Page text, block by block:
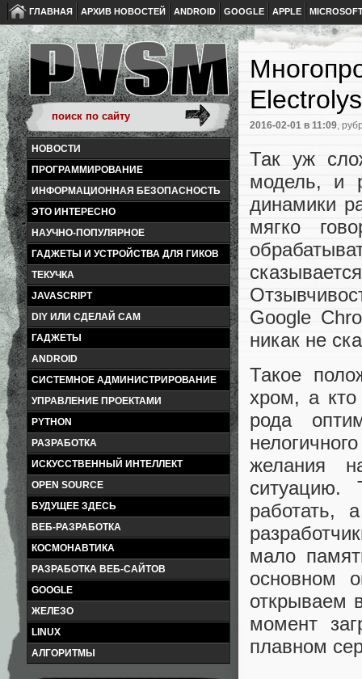
ГЛАВНАЯ АРХИВ НОВОСТЕЙ ANDROID GOOGLE APPLE
НОВОСТИ
ПРОГРАММИРОВАНИЕ
ИНФОРМАЦИОННАЯ БЕЗОПАСНОСТЬ
ЭТО ИНТЕРЕСНО
НАУЧНО-ПОПУЛЯРНОЕ
ГАДЖЕТЫ И УСТРОЙСТВА ДЛЯ ГИКОВ
ТЕКУЧКА
JAVASCRIPT
DIY ИЛИ СДЕЛАЙ САМ
ГАДЖЕТЫ
ANDROID
СИСТЕМНОЕ АДМИНИСТРИРОВАНИЕ
УПРАВЛЕНИЕ ПРОЕКТАМИ
PYTHON
РАЗРАБОТКА
ИСКУССТВЕННЫЙ ИНТЕЛЛЕКТ
OPEN SOURCE
БУДУЩЕЕ ЗДЕСЬ
ВЕБ-РАЗРАБОТКА
КОСМОНАВТИКА
РАЗРАБОТКА ВЕБ-САЙТОВ
GOOGLE
ЖЕЛЕЗО
LINUX
АЛГОРИТМЫ
2016-02-01 в 11:09,
Так уж
модель, и
динамики
мягко
Google
никак не
Такое
хром, а
рода
желания
ситуацию.
работать,
мало
основном
открываем
момент
плавном